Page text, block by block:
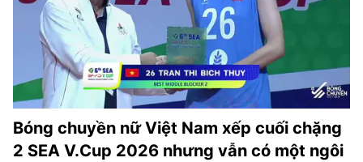
Bóng chuyền nữ Việt Nam xếp cuối chặng
2 SEA V.Cup 2026 nhưng vẫn có một ngôi